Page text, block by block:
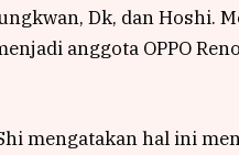
Dk, dan Hoshi.
anggota OPPO
mengatakan hal ini